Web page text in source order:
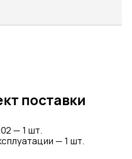
поставки
— 1 шт.
— 1 шт.